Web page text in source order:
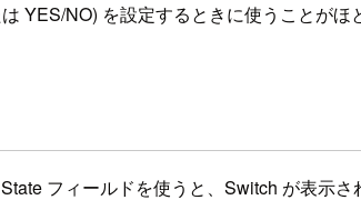
YES/NO) を設定するときに使うことがほ
フィールドを使うと、Switch が表示